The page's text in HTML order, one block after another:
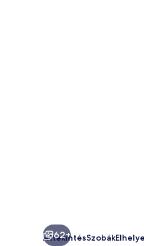
62+
ÁttekintésSzobák